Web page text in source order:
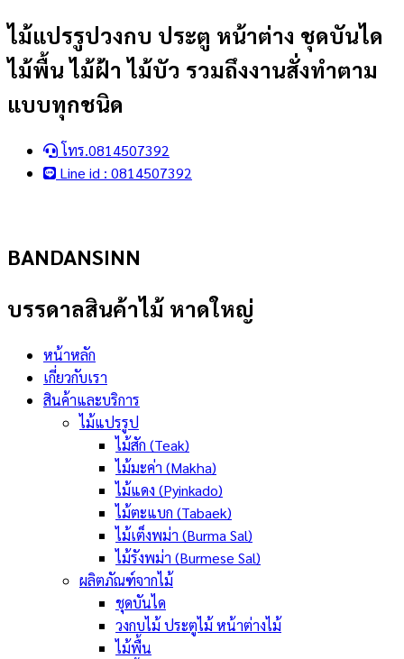
Skip
content
ไม้แปรรูปวงกบ ประตู หน้าต่าง ชุดบันได
ไม้พื้น ไม้ฝ้า ไม้บัว รวมถึงงานสั่งทำตาม
แบบทุกชนิด
โทร.0814507392
Line id : 0814507392
BANDANSINN
บรรดาลสินค้าไม้ หาดใหญ่
หน้าหลัก
เกี่ยวกับเรา
สินค้าและบริการ
ไม้แปรรูป
ไม้สัก (Teak)
ไม้มะค่า (Makha)
ไม้แดง (Pyinkado)
ไม้ตะแบก (Tabaek)
ไม้เต็งพม่า (Burma Sal)
ไม้รังพม่า (Burmese Sal)
ผลิตภัณฑ์จากไม้
ชุดบันได
วงกบไม้ ประตูไม้ หน้าต่างไม้
ไม้พื้น